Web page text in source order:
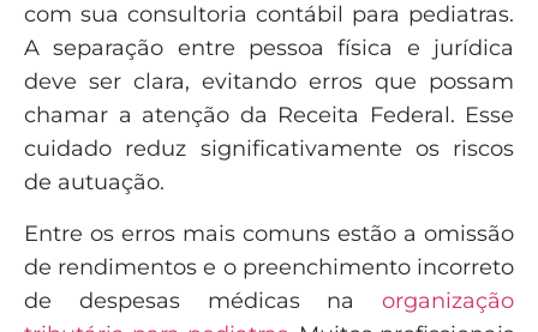
com sua consultoria contábil para pediatras.
A separação entre pessoa física e jurídica
deve ser clara, evitando erros que possam
chamar a atenção da Receita Federal. Esse
cuidado reduz significativamente os riscos
de autuação.
Entre os erros mais comuns estão a omissão
de rendimentos e o preenchimento incorreto
de despesas médicas na organização